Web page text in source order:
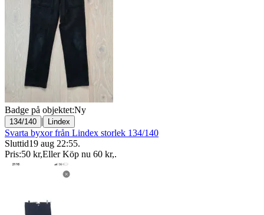
Badge på objektet:Ny
134/140 | Lindex
Svarta byxor från Lindex storlek 134/140
Sluttid19 aug 22:55.
Pris:50 kr,Eller Köp nu 60 kr,.